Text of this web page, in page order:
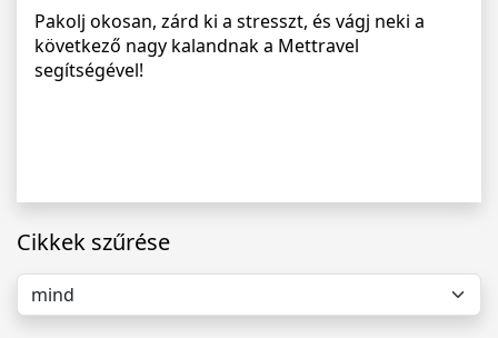
Pakolj okosan, zárd ki a stresszt, és vágj neki a
következő nagy kalandnak a Mettravel
segítségével!
Cikkek szűrése